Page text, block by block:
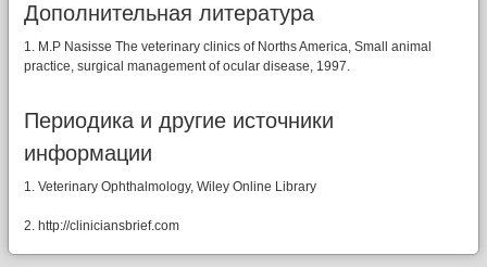
Дополнительная литература
1. M.P Nasisse The veterinary clinics of Norths America, Small animal
practice, surgical management of ocular disease, 1997.
Периодика и другие источники
информации
1. Veterinary Ophthalmology, Wiley Online Library
2. http://cliniciansbrief.com